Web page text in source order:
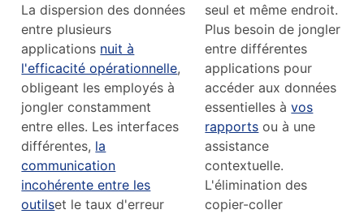
La dispersion des données
entre plusieurs
applications nuit à
l'efficacité opérationnelle,
obligeant les employés à
jongler constamment
entre elles. Les interfaces
différentes, la
communication
incohérente entre les
outilset le taux d'erreur
seul et même endroit.
Plus besoin de jongler
entre différentes
applications pour
accéder aux données
essentielles àvos
rapports ou à une
assistance
contextuelle.
L'élimination des
copier-coller